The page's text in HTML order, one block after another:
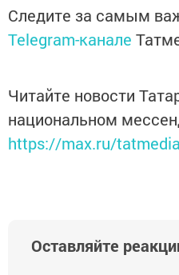
Следите за самым
Telegram-канале
Читайте новости
национальном
https://max.ru/tatmedia
Оставляйте